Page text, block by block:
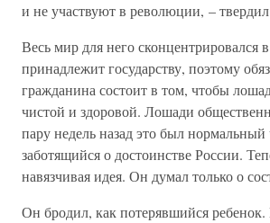
и не участвуют в революции, –
Весь мир для него сконцентрировался
принадлежит государству, поэтому
гражданина состоит в том, чтобы
чистой и здоровой. Лошади
пару недель назад это был
заботящийся о достоинстве России.
навязчивая идея. Он думал только о
Он бродил, как потерявшийся